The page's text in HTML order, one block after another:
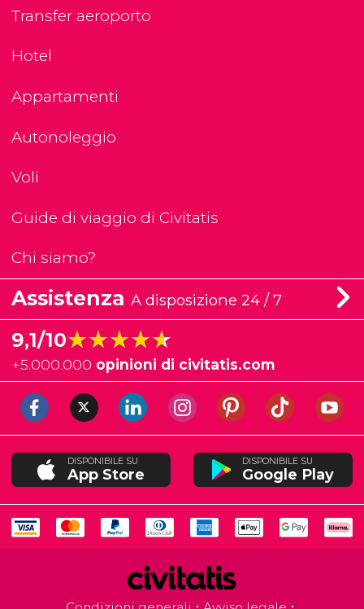
Transfer aeroporto
Hotel
Appartamenti
Autonoleggio
Voli
Guide di viaggio di Civitatis
Chi siamo?
Assistenza A disposizione 24 / 7
9,1/10★★★★★
★★★★★
+5.000.000 opinioni di civitatis.com
DISPONIBILE SU
App Store
DISPONIBILE SU
Google Play